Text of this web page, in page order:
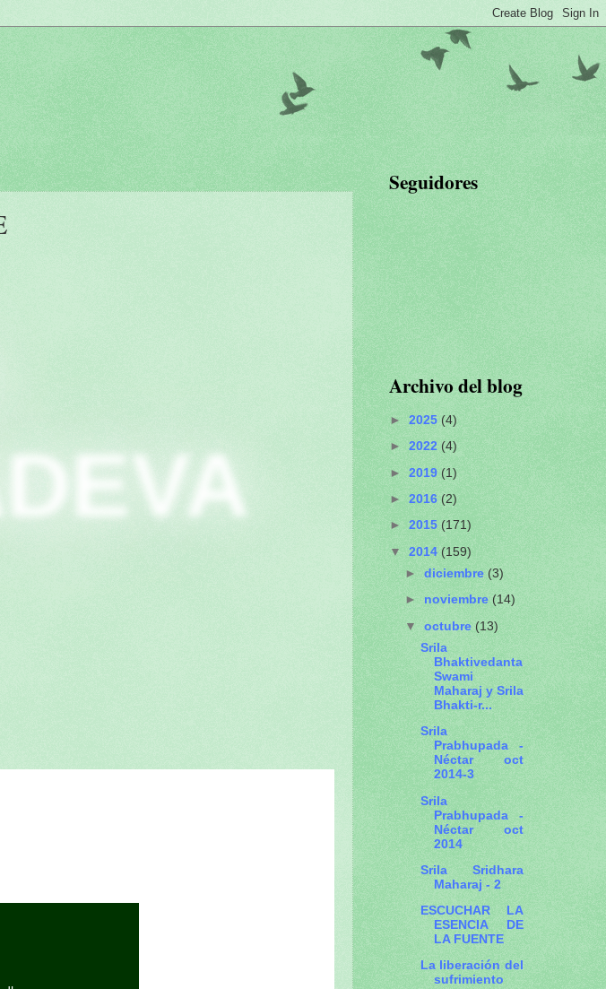
Seguidores
Archivo del blog
► 2025 (4)
► 2022 (4)
► 2019 (1)
► 2016 (2)
► 2015 (171)
▼ 2014 (159)
► diciembre (3)
► noviembre (14)
▼ octubre (13)
Srila
Bhaktivedanta
Swami
Maharaj y Srila
Bhakti-r...
Srila
Prabhupada -
Néctar oct
2014-3
Srila
Prabhupada -
Néctar oct
2014
Srila Sridhara
Maharaj - 2
ESCUCHAR LA
ESENCIA DE
LA FUENTE
La liberación del
sufrimiento